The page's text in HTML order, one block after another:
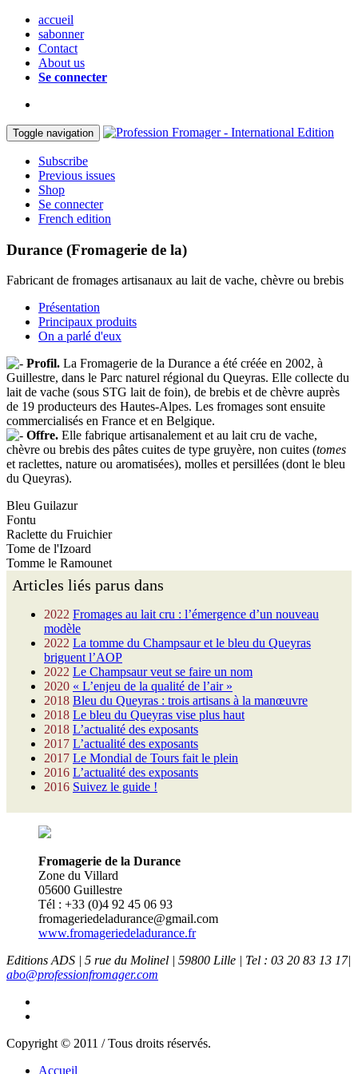
accueil
sabonner
Contact
About us
Se connecter
Toggle navigation
Subscribe
Previous issues
Shop
Se connecter
French edition
Durance (Fromagerie de la)
Fabricant de fromages artisanaux au lait de vache, chèvre ou brebis
Présentation
Principaux produits
On a parlé d'eux
Profil. La Fromagerie de la Durance a été créée en 2002, à
Guillestre, dans le Parc naturel régional du Queyras. Elle collecte du
lait de vache (sous STG lait de foin), de brebis et de chèvre auprès
de 19 producteurs des Hautes-Alpes. Les fromages sont ensuite
commercialisés en France et en Belgique.
Offre. Elle fabrique artisanalement et au lait cru de vache,
chèvre ou brebis des pâtes cuites de type gruyère, non cuites (tomes
et raclettes, nature ou aromatisées), molles et persillées (dont le bleu
du Queyras).
Bleu Guilazur
Fontu
Raclette du Fruichier
Tome de l'Izoard
Tomme le Ramounet
Articles liés parus dans
2022 Fromages au lait cru : l’émergence d’un nouveau
modèle
2022 La tomme du Champsaur et le bleu du Queyras
briguent l’AOP
2022 Le Champsaur veut se faire un nom
2020 « L’enjeu de la qualité de l’air »
2018 Bleu du Queyras : trois artisans à la manœuvre
2018 Le bleu du Queyras vise plus haut
2018 L’actualité des exposants
2017 L’actualité des exposants
2017 Le Mondial de Tours fait le plein
2016 L’actualité des exposants
2016 Suivez le guide !
Fromagerie de la Durance
Zone du Villard
05600 Guillestre
Tél : +33 (0)4 92 45 06 93
fromageriedeladurance@gmail.com
www.fromageriedeladurance.fr
Editions ADS | 5 rue du Molinel | 59800 Lille | Tel : 03 20 83 13 17|
abo@professionfromager.com
Copyright © 2011 / Tous droits réservés.
Accueil